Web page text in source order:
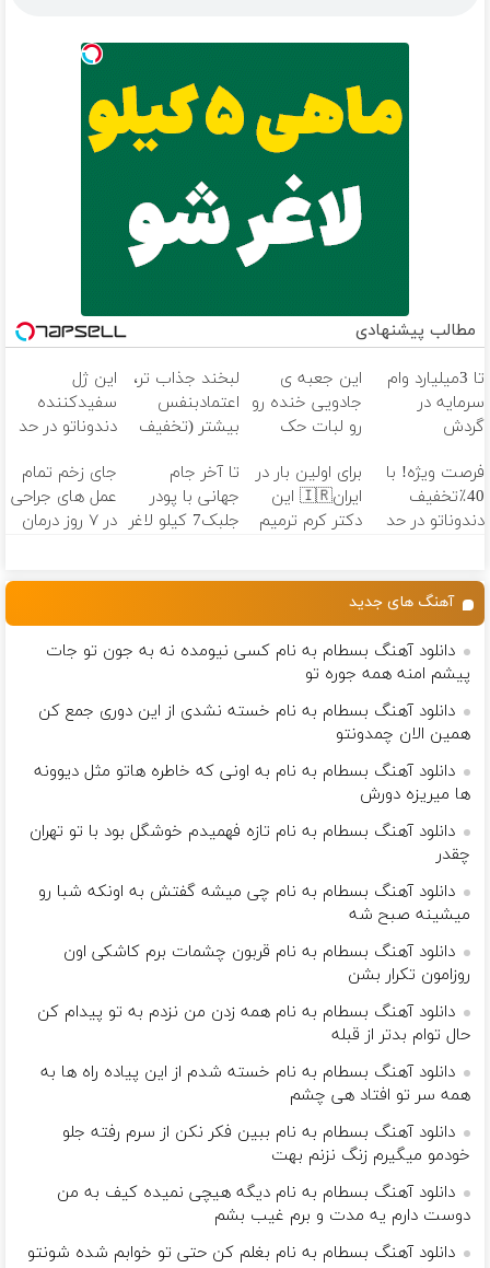
مطالب پیشنهادی
تا 3میلیارد وام
سرمایه در
گردش
فروشگاهت رو
ثبت کن
این جعبه ی
جادویی خنده رو
رو لبات حک
خرید40%تخفیف
لبخند جذاب تر،
اعتمادبنفس
بیشتر (تخفیف
این ژل
سفیدکننده
دندوناتو در حد
میکنه
(40%تخفیف)
فرصت ویژه! با
40٪تخفیف
دندوناتو در حد
برای اولین بار در
ایران🇮🇷 این
دکتر کرم ترمیم
تا آخر جام
جهانی با پودر
جلبک7 کیلو لاغر
جای زخم تمام
عمل های جراحی
در ۷ روز درمان
آهنگ های جدید
دانلود آهنگ بسطام به نام کسی نیومده نه به جون تو جات
پیشم امنه همه جوره تو
دانلود آهنگ بسطام به نام خسته نشدی از این دوری جمع کن
همین الان چمدونتو
دانلود آهنگ بسطام به نام به اونی که خاطره هاتو مثل دیوونه
ها میریزه دورش
دانلود آهنگ بسطام به نام تازه فهمیدم خوشگل بود با تو تهران
چقدر
دانلود آهنگ بسطام به نام چی میشه گفتش به اونکه شبا رو
میشینه صبح شه
دانلود آهنگ بسطام به نام قربون چشمات برم کاشکی اون
روزامون تکرار بشن
دانلود آهنگ بسطام به نام همه زدن من نزدم به تو پیدام کن
حال توام بدتر از قبله
دانلود آهنگ بسطام به نام خسته شدم از این پیاده راه ها به
همه سر تو افتاد هی چشم
دانلود آهنگ بسطام به نام ببین فکر نکن از سرم رفته جلو
خودمو میگیرم زنگ نزنم بهت
دانلود آهنگ بسطام به نام دیگه هیچی نمیده کیف به من
دوست دارم یه مدت و برم غیب بشم
دانلود آهنگ بسطام به نام بغلم کن حتی تو خوابم شده شونتو